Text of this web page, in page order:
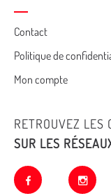
Cemea
footer
Contact
Politique de
Mon compte
RETROUVEZ LES
SUR LES
facebook